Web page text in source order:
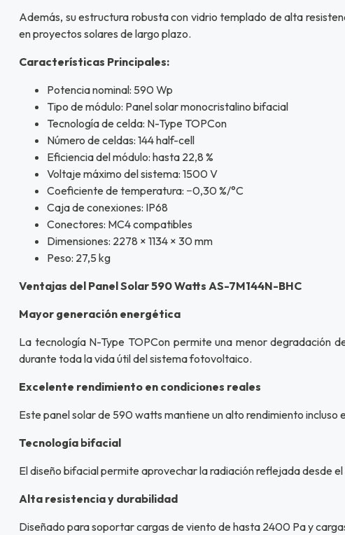
Además, su estructura robusta con vidrio templado de alta
en proyectos solares de largo plazo.
Características Principales:
Potencia nominal: 590 Wp
Tipo de módulo: Panel solar monocristalino bifacial
Tecnología de celda: N-Type TOPCon
Número de celdas: 144 half-cell
Eficiencia del módulo: hasta 22,8 %
Voltaje máximo del sistema: 1500 V
Coeficiente de temperatura: −0,30 %/°C
Caja de conexiones: IP68
Conectores: MC4 compatibles
Dimensiones: 2278 × 1134 × 30 mm
Peso: 27,5 kg
Ventajas del Panel Solar 590 Watts AS-7M144N-BHC
Mayor generación energética
La tecnología N-Type TOPCon permite una menor degradación
durante toda la vida útil del sistema fotovoltaico.
Excelente rendimiento en condiciones reales
Este panel solar de 590 watts mantiene un alto rendimiento
Tecnología bifacial
El diseño bifacial permite aprovechar la radiación reflejada desde
Alta resistencia y durabilidad
Diseñado para soportar cargas de viento de hasta 2400 Pa y